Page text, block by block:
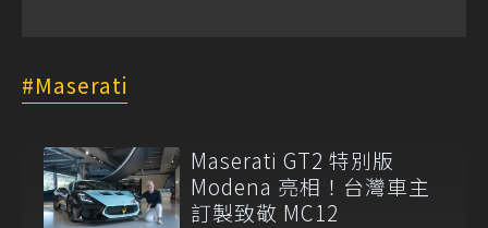
Maserati
Maserati GT2 特別版
Modena 亮相！台灣車主
訂製致敬 MC12